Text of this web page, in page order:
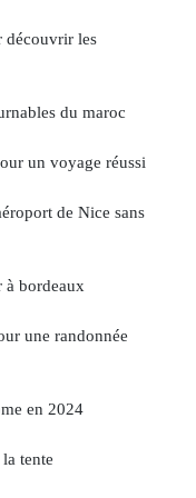
découvrir les
du maroc
un voyage réussi
de Nice sans
à bordeaux
une randonnée
en 2024
tente